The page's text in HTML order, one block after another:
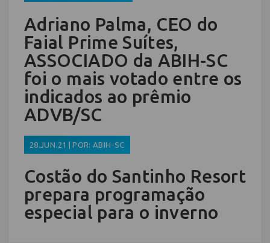
Adriano Palma, CEO do
Faial Prime Suítes,
ASSOCIADO da ABIH-SC
foi o mais votado entre os
indicados ao prêmio
ADVB/SC
28.JUN.21 | POR: ABIH-SC
Costão do Santinho Resort
prepara programação
especial para o inverno